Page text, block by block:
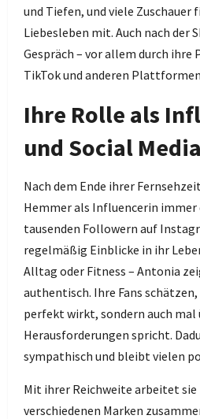
und Tiefen, und viele
Liebesleben mit. Auch nach der
Gespräch – vor allem durch ihre
TikTok und anderen
Ihre Rolle als
und Social
Nach dem Ende ihrer
Hemmer als Influencerin
tausenden Followern auf
regelmäßig Einblicke in ihr
Alltag oder Fitness – Antonia
authentisch. Ihre Fans
perfekt wirkt, sondern auch mal
Herausforderungen spricht.
sympathisch und bleibt vielen
Mit ihrer Reichweite arbeitet
verschiedenen Marken